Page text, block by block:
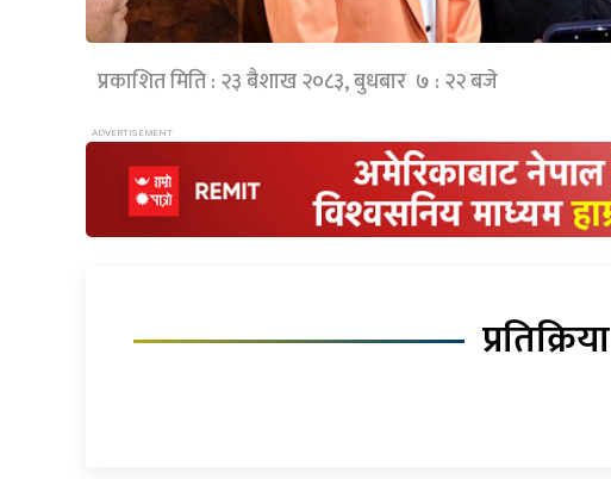
प्रकाशित मिति : २३ बैशाख २०८३, बुधबार ७ : २२ बजे
प्रतिक्रिया